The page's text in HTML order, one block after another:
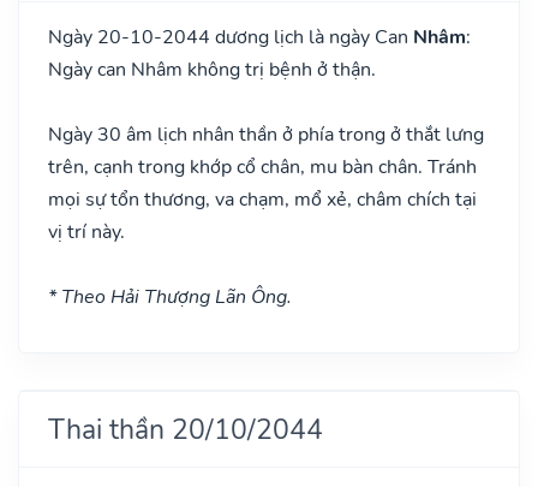
Ngày 20-10-2044 dương lịch là ngày Can Nhâm:
Ngày can Nhâm không trị bệnh ở thận.
Ngày 30 âm lịch nhân thần ở phía trong ở thắt lưng
trên, cạnh trong khớp cổ chân, mu bàn chân. Tránh
mọi sự tổn thương, va chạm, mổ xẻ, châm chích tại
vị trí này.
* Theo Hải Thượng Lãn Ông.
Thai thần 20/10/2044